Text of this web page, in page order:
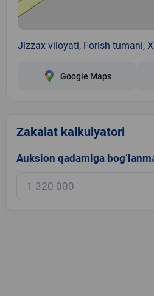
Jizzax viloyati, Forish tumani,
Google Maps
Zakalat kalkulyatori
Auksion qadamiga